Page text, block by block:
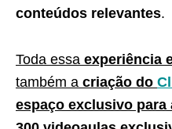
conteúdos relevantes.
Toda essa experiência
também a criação do
espaço exclusivo para